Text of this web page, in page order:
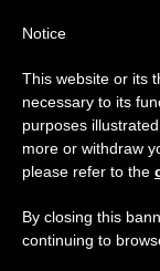
Aviso
Del 27 de
anual,
se generan
Notice
This website or its
necessary to its
purposes
more or withdraw
please refer to the
By closing this
continuing to